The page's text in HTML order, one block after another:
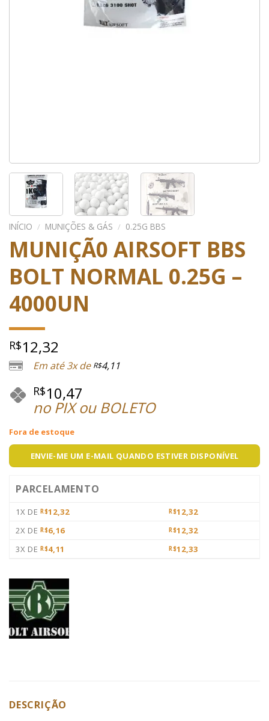
INÍCIO / MUNIÇÕES & GÁS / 0.25G BBS
MUNIÇÃ0 AIRSOFT BBS
BOLT NORMAL 0.25G –
4000UN
R$12,32
Em até 3x de R$4,11
R$10,47
no PIX ou BOLETO
Fora de estoque
ENVIE-ME UM E-MAIL QUANDO ESTIVER DISPONÍVEL
PARCELAMENTO
1X DE R$12,32 R$12,32
2X DE R$6,16 R$12,32
3X DE R$4,11 R$12,33
DESCRIÇÃO